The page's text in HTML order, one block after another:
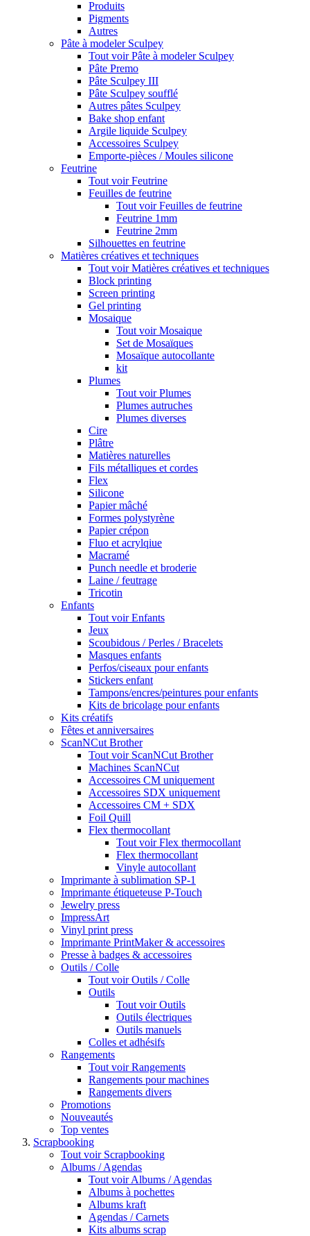
Produits
Pigments
Autres
Pâte à modeler Sculpey
Tout voir Pâte à modeler Sculpey
Pâte Premo
Pâte Sculpey III
Pâte Sculpey soufflé
Autres pâtes Sculpey
Bake shop enfant
Argile liquide Sculpey
Accessoires Sculpey
Emporte-pièces / Moules silicone
Feutrine
Tout voir Feutrine
Feuilles de feutrine
Tout voir Feuilles de feutrine
Feutrine 1mm
Feutrine 2mm
Silhouettes en feutrine
Matières créatives et techniques
Tout voir Matières créatives et techniques
Block printing
Screen printing
Gel printing
Mosaique
Tout voir Mosaique
Set de Mosaïques
Mosaïque autocollante
kit
Plumes
Tout voir Plumes
Plumes autruches
Plumes diverses
Cire
Plâtre
Matières naturelles
Fils métalliques et cordes
Flex
Silicone
Papier mâché
Formes polystyrène
Papier crépon
Fluo et acrylqiue
Macramé
Punch needle et broderie
Laine / feutrage
Tricotin
Enfants
Tout voir Enfants
Jeux
Scoubidous / Perles / Bracelets
Masques enfants
Perfos/ciseaux pour enfants
Stickers enfant
Tampons/encres/peintures pour enfants
Kits de bricolage pour enfants
Kits créatifs
Fêtes et anniversaires
ScanNCut Brother
Tout voir ScanNCut Brother
Machines ScanNCut
Accessoires CM uniquement
Accessoires SDX uniquement
Accessoires CM + SDX
Foil Quill
Flex thermocollant
Tout voir Flex thermocollant
Flex thermocollant
Vinyle autocollant
Imprimante à sublimation SP-1
Imprimante étiqueteuse P-Touch
Jewelry press
ImpressArt
Vinyl print press
Imprimante PrintMaker & accessoires
Presse à badges & accessoires
Outils / Colle
Tout voir Outils / Colle
Outils
Tout voir Outils
Outils électriques
Outils manuels
Colles et adhésifs
Rangements
Tout voir Rangements
Rangements pour machines
Rangements divers
Promotions
Nouveautés
Top ventes
Scrapbooking
Tout voir Scrapbooking
Albums / Agendas
Tout voir Albums / Agendas
Albums à pochettes
Albums kraft
Agendas / Carnets
Kits albums scrap